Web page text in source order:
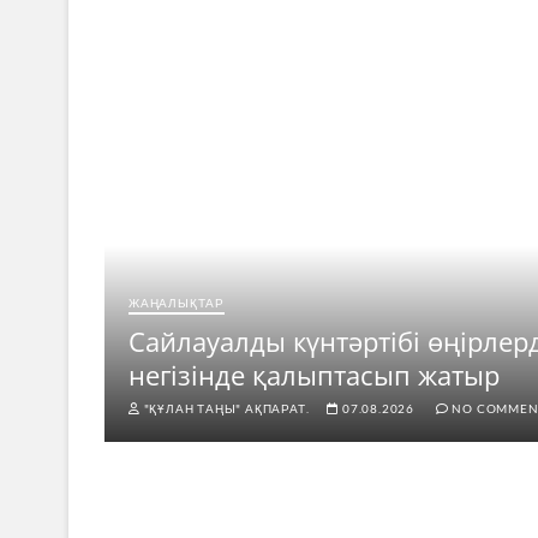
ЖАҢАЛЫҚТАР
Сайлауалды күнтәртібі
негізінде қалыптасып жатыр
"ҚҰЛАН ТАҢЫ" АҚПАРАТ. 07.08.2026 NO